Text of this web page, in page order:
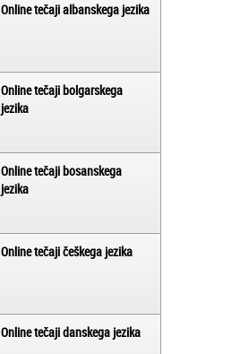
Online tečaji albanskega jezika
Online tečaji bolgarskega
jezika
Online tečaji bosanskega
jezika
Online tečaji češkega jezika
Online tečaji danskega jezika